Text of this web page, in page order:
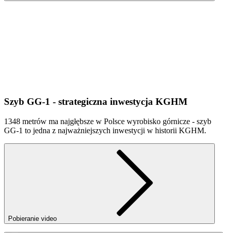
Szyb GG-1 - strategiczna inwestycja KGHM
1348 metrów ma najgłębsze w Polsce wyrobisko górnicze - szyb
GG-1 to jedna z najważniejszych inwestycji w historii KGHM.
Pobieranie video